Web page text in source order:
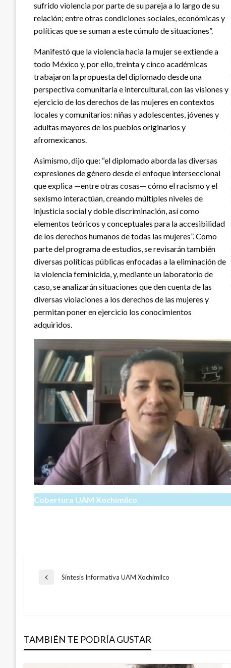
sufrido violencia por parte de su pareja a lo largo de su
relación; entre otras condiciones sociales, económicas y
políticas que se suman a este cúmulo de situaciones”.
Manifestó que la violencia hacia la mujer se extiende a
todo México y, por ello, treinta y cinco académicas
trabajaron la propuesta del diplomado desde una
perspectiva comunitaria e intercultural, con las visiones y
ejercicio de los derechos de las mujeres en contextos
locales y comunitarios: niñas y adolescentes, jóvenes y
adultas mayores de los pueblos originarios y
afromexicanos.
Asimismo, dijo que: “el diplomado aborda las diversas
expresiones de género desde el enfoque interseccional
que explica —entre otras cosas— cómo el racismo y el
sexismo interactúan, creando múltiples niveles de
injusticia social y doble discriminación, así como
elementos teóricos y conceptuales para la accesibilidad
de los derechos humanos de todas las mujeres”. Como
parte del programa de estudios, se revisarán también
diversas políticas públicas enfocadas a la eliminación de
la violencia feminicida, y, mediante un laboratorio de
caso, se analizarán situaciones que den cuenta de las
diversas violaciones a los derechos de las mujeres y
permitan poner en ejercicio los conocimientos
adquiridos.
Cobertura UAM Xochimilco
Navegación
entradas
Entrada
Síntesis Informativa UAM Xochimilco
TAMBIÉN TE PODRÍA GUSTAR